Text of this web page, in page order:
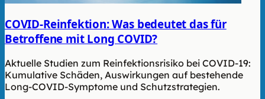
COVID-Reinfektion: Was bedeutet das für
Betroffene mit Long COVID?
Aktuelle Studien zum Reinfektionsrisiko bei COVID-19:
Kumulative Schäden, Auswirkungen auf bestehende
Long-COVID-Symptome und Schutzstrategien.